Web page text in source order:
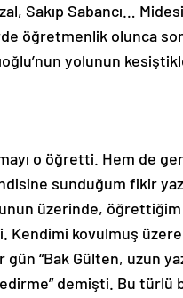
Sakıp Sabancı…
öğretmenlik olunca
yolunun
o öğretti. Hem de
sunduğum fikir
üzerinde,
Kendimi kovulmuş
gün “Bak Gülten, uzun
demişti. Bu türlü